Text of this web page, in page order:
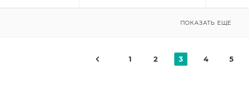
ПОКАЗАТЬ ЕЩЕ
1 2 3 4 5